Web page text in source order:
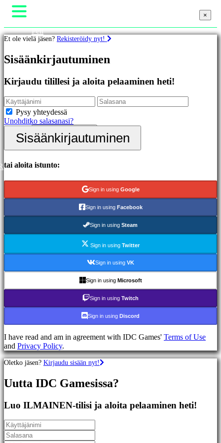
Esittelyssä
Uutuudet
Ilmaiset
pelit
Kategoriat
Toimintapelit
Seikkailupelit
pelit
pelit
Räiskintäpelit
games
games
games
games
games
games
Demot
Yhteisö
Gameplay
sisäiset
Uutiset
Media
Oppaat
Peli
Gameplay
Uutiset
Tuki
Kauppa
Rekisteröidy
×
Et ole vielä jäsen? Rekisteröidy nyt!
Sisäänkirjautuminen
Kirjaudu tilillesi ja aloita pelaaminen heti!
Pysy yhteydessä
Unohditko salasanasi?
Sisäänkirjautuminen
tai aloita istunto:
Sign in using Google
Sign in using Facebook
Sign in using Steam
Sign in using Twitter
Sign in using VK
Sign in using Microsoft
Sign in using Twitch
Sign in using Discord
I have read and am in agreement with IDC Games' Terms of Use
and Privacy Policy.
×
Oletko jäsen? Kirjaudu sisään nyt!
Uutta IDC Gamesissa?
Luo ILMAINEN-tilisi ja aloita pelaaminen heti!
×